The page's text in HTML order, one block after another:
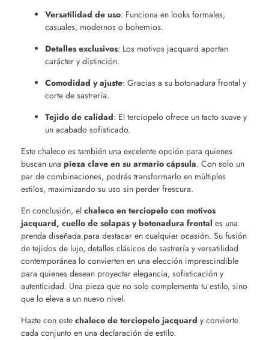
Versatilidad de uso: Funciona en looks formales,
casuales, modernos o bohemios.
Detalles exclusivos: Los motivos jacquard aportan
carácter y distinción.
Comodidad y ajuste: Gracias a su botonadura frontal y
corte de sastrería.
Tejido de calidad: El terciopelo ofrece un tacto suave y
un acabado sofisticado.
Este chaleco es también una excelente opción para quienes
buscan una pieza clave en su armario cápsula. Con solo un
par de combinaciones, podrás transformarlo en múltiples
estilos, maximizando su uso sin perder frescura.
En conclusión, el chaleco en terciopelo con motivos
jacquard, cuello de solapas y botonadura frontal es una
prenda diseñada para destacar en cualquier ocasión. Su fusión
de tejidos de lujo, detalles clásicos de sastrería y versatilidad
contemporánea lo convierten en una elección imprescindible
para quienes desean proyectar elegancia, sofisticación y
autenticidad. Una pieza que no solo complementa tu estilo, sino
que lo eleva a un nuevo nivel.
Hazte con este chaleco de terciopelo jacquard y convierte
cada conjunto en una declaración de estilo.